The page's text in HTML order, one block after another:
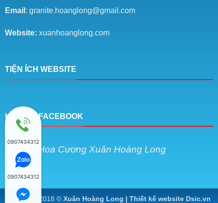
Email : granite.hoanglong@gmail.com
Website: xuanhoanglong.com
TIỆN ÍCH WEBSITE
KẾT NỐI FACEBOOK
Đá Hoa Cương Xuân Hoàng Long
Copyright 2018 © Xuân Hoàng Long | Thiết kế website Dsic.vn
0907434312
0907434312